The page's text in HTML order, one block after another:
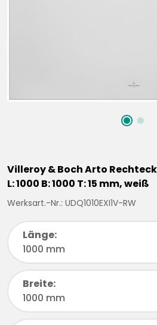
Villeroy & Boch Arto
L: 1000 B: 1000 T: 15 mm, weiß
Werksart.-Nr.: UDQ1010EXI1V-RW
Länge:
1000 mm
Breite:
1000 mm